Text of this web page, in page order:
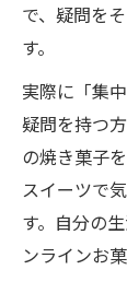
で、疑問を
す。
実際に「集
疑問を持つ
の焼き菓子
スイーツで
す。自分の
ンラインお